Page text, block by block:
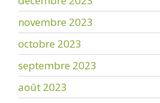
novembre 2023
octobre 2023
septembre 2023
août 2023